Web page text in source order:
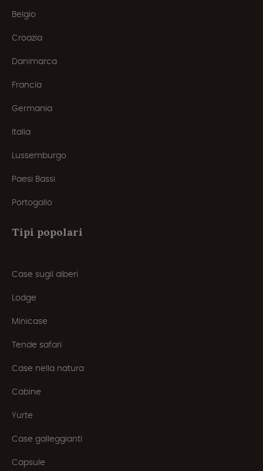
Belgio
Croazia
Danimarca
Francia
Germania
Italia
Lussemburgo
Paesi Bassi
Portogallo
Tipi popolari
Case sugli alberi
Lodge
Minicase
Tende safari
Case nella natura
Cabine
Yurte
Case galleggianti
Capsule